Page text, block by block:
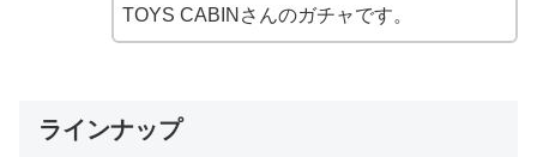
TOYS CABINさんのガチャです。
ラインナップ